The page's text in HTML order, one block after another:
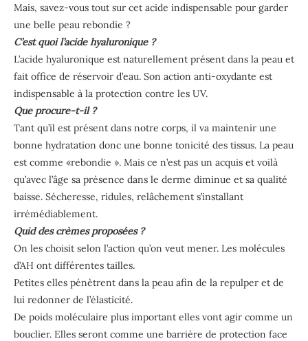
Mais, savez-vous tout sur cet acide indispensable pour garder
une belle peau rebondie ?
C’est quoi l’acide hyaluronique ?
L’acide hyaluronique est naturellement présent dans la peau et
fait office de réservoir d’eau. Son action anti-oxydante est
indispensable à la protection contre les UV.
Que procure-t-il ?
Tant qu’il est présent dans notre corps, il va maintenir une
bonne hydratation donc une bonne tonicité des tissus. La peau
est comme «rebondie ». Mais ce n’est pas un acquis et voilà
qu’avec l’âge sa présence dans le derme diminue et sa qualité
baisse. Sécheresse, ridules, relâchement s’installant
irrémédiablement.
Quid des crèmes proposées ?
On les choisit selon l’action qu’on veut mener. Les molécules
d’AH ont différentes tailles.
Petites elles pénètrent dans la peau afin de la repulper et de
lui redonner de l’élasticité.
De poids moléculaire plus important elles vont agir comme un
bouclier. Elles seront comme une barrière de protection face